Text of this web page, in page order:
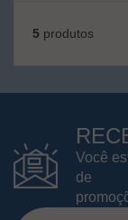
5 produtos
Você
de